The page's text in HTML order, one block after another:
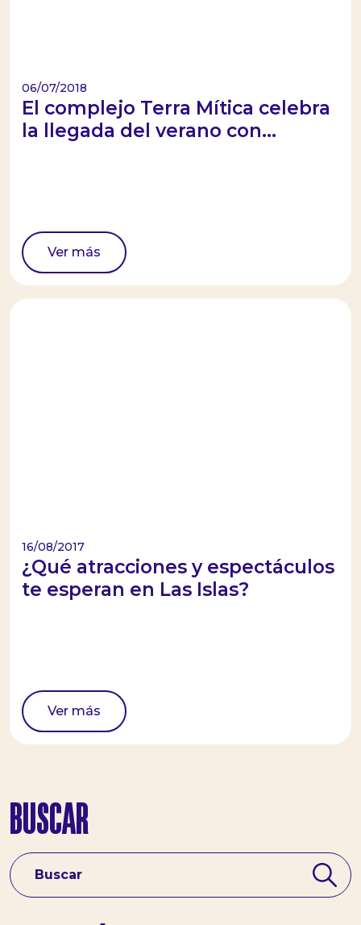
06/07/2018
El complejo Terra Mítica celebra
la llegada del verano con...
Ver más
16/08/2017
¿Qué atracciones y espectáculos
te esperan en Las Islas?
Ver más
BUSCAR